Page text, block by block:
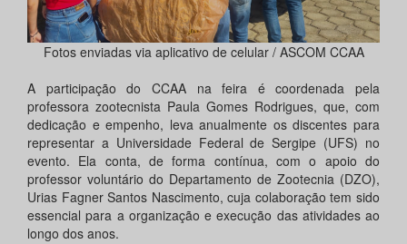
Fotos enviadas via aplicativo de celular / ASCOM CCAA
A participação do CCAA na feira é coordenada pela
professora zootecnista Paula Gomes Rodrigues, que, com
dedicação e empenho, leva anualmente os discentes para
representar a Universidade Federal de Sergipe (UFS) no
evento. Ela conta, de forma contínua, com o apoio do
professor voluntário do Departamento de Zootecnia (DZO),
Urias Fagner Santos Nascimento, cuja colaboração tem sido
essencial para a organização e execução das atividades ao
longo dos anos.